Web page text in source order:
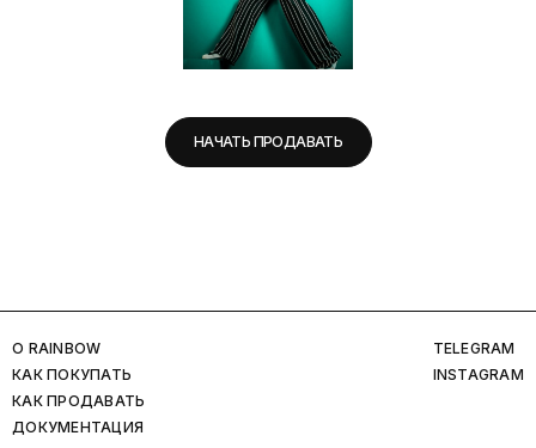
НАЧАТЬ ПРОДАВАТЬ
O RAINBOW
КАК ПОКУПАТЬ
КАК ПРОДАВАТЬ
ДОКУМЕНТАЦИЯ
TELEGRAM
INSTAGRAM